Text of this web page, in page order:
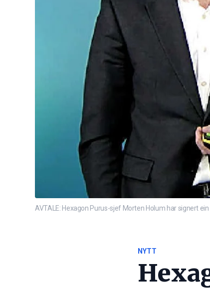
AVTALE: Hexagon Purus-sjef Morten Holum har signert
NYTT